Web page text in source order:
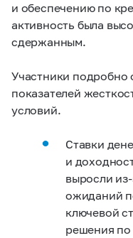
и обеспечению по
активность была
сдержанным.
Участники подробно
показателей
условий.
Ставки
и
выросли
ожиданий
ключевой
решения